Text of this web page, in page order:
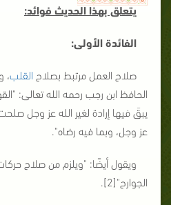
يتعلق بهذا الحديث فوائد:
الفائدة الأولى:
صلاح العمل مرتبط بصلاح القلب،
الحافظ ابن رجب رحمه الله تعالى:
يبقَ فيها إرادة لغير الله عز وجل
عز وجل، وبما فيه رضاه".
ويقول أيضًا: "ويلزم من صلاح
الجوارح"[2].